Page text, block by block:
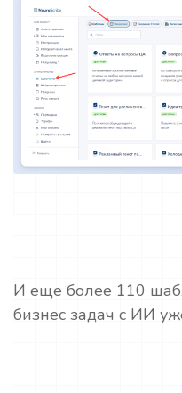
И еще более 110
бизнес задач с ИИ